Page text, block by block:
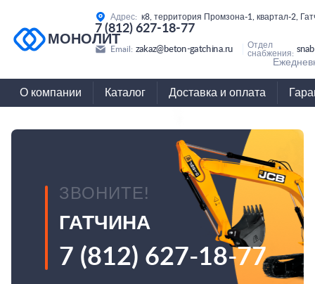
МОНОЛИТ
Адрес: к8, территория Промзона-1, квартал-2,
7 (812) 627-18-77
Email: zakaz@beton-gatchina.ru
Отдел
снабжения:
О компании Каталог Доставка и оплата
ЗВОНИТЕ!
ГАТЧИНА
7 (812) 627-18-77